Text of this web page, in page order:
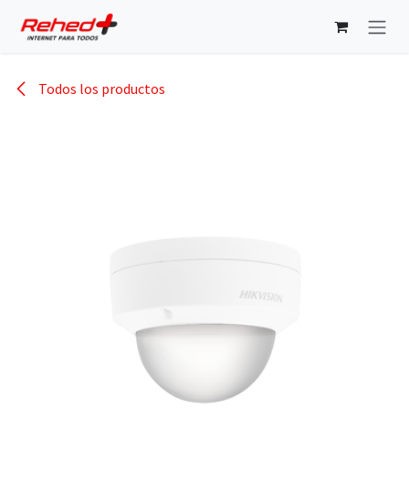
Todos los productos